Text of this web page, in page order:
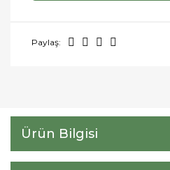
Paylaş:
Ürün Bilgisi